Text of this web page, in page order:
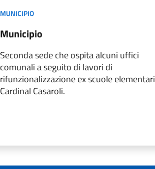
MUNICIPIO
Municipio
Seconda sede che ospita alcuni uffici
comunali a seguito di lavori di
rifunzionalizzazione ex scuole elementari
Cardinal Casaroli.